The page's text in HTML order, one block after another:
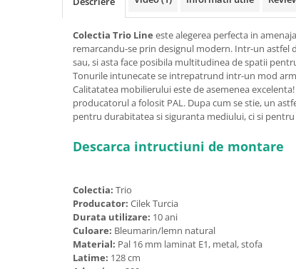
Colectia Trio Line este alegerea perfecta in
remarcandu-se prin designul modern. Intr-un
sau, si asta face posibila multitudinea de spatii
Tonurile intunecate se intrepatrund intr-un mod
Calitatatea mobilierului este de asemenea
producatorul a folosit PAL. Dupa cum se stie, un
pentru durabitatea si siguranta mediului, ci si
Descarca intructiuni de montare
Colectia: Trio
Producator: Cilek Turcia
Durata utilizare: 10 ani
Culoare: Bleumarin/lemn natural
Material: Pal 16 mm laminat E1, metal, stofa
Latime: 128 cm